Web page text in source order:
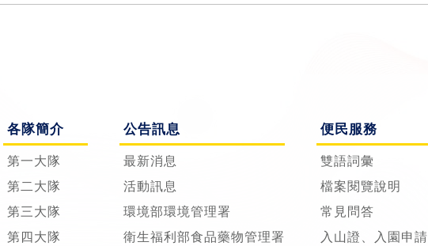
各隊簡介
第一大隊
第二大隊
第三大隊
第四大隊
公告訊息
最新消息
活動訊息
環境部環境管理署
衛生福利部食品藥物管理署
便民服務
雙語詞彙
檔案閱覽說明
常見問答
入山證、入園申請